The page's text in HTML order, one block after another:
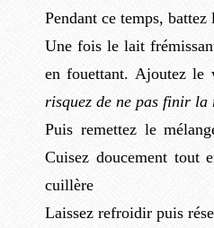
Pendant ce temps,
Une fois le lait
en fouettant. Ajoutez le
risquez de ne pas finir la
Puis remettez le
Cuisez doucement tout
cuillère
Laissez refroidir puis